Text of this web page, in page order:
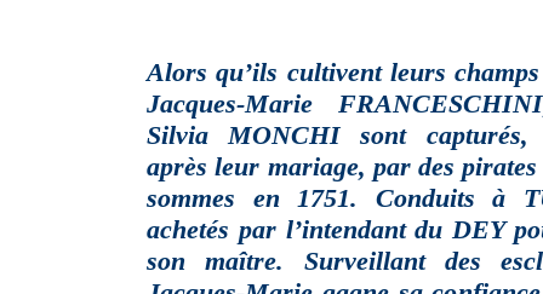
Alors qu’ils cultivent leurs
Jacques-Marie
Silvia MONCHI sont capturés,
après leur mariage, par des
sommes en 1751. Conduits à
achetés par l’intendant du DEY
son maître. Surveillant des